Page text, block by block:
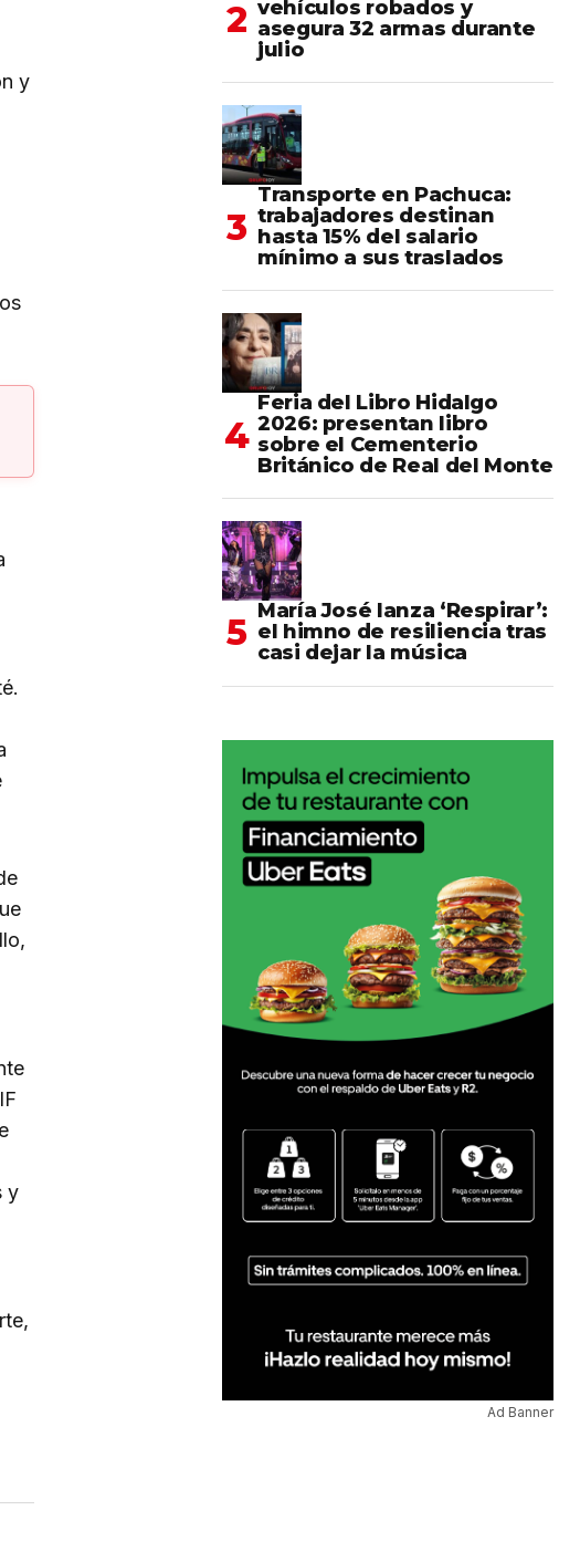
y
y
vehículos robados y
asegura 32 armas durante
julio
Transporte en Pachuca:
trabajadores destinan
hasta 15% del salario
mínimo a sus traslados
Feria del Libro Hidalgo
2026: presentan libro
sobre el Cementerio
Británico de Real del Monte
María José lanza ‘Respirar’:
el himno de resiliencia tras
casi dejar la música
Ad Banner